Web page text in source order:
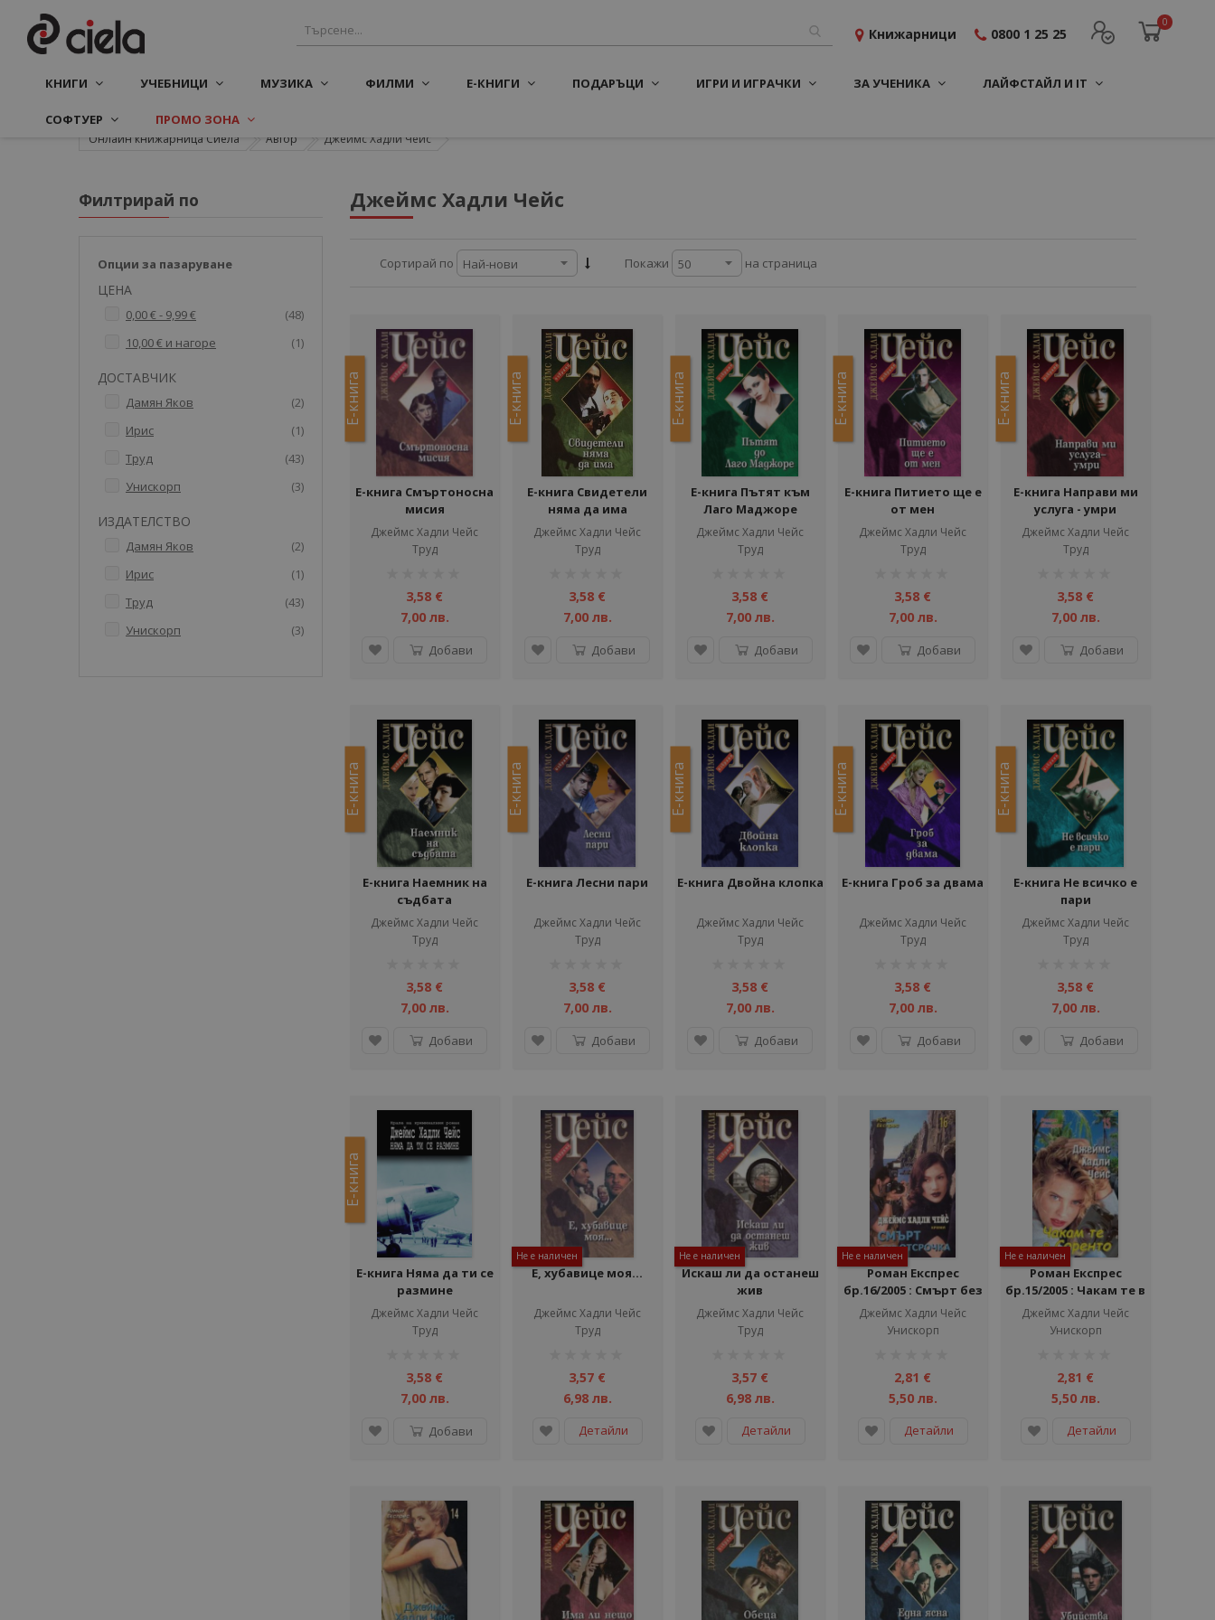
0
Книжарници 0800 1 25 25
КНИГИ УЧЕБНИЦИ МУЗИКА ФИЛМИ Е-КНИГИ ПОДАРЪЦИ ИГРИ И ИГРАЧКИ ЗА УЧЕНИКА ЛАЙФСТАЙЛ И IT
СОФТУЕР ПРОМО ЗОНА
Онлайн книжарница Сиела Автор Джеймс Хадли Чейс
Джеймс Хадли Чейс
Сортирай по Покажи на страница
Е-книга
Е-книга Смъртоносна
мисия
Джеймс Хадли Чейс
Труд
3,58 €
7,00 лв.
Добави
Е-книга
Е-книга Свидетели
няма да има
Джеймс Хадли Чейс
Труд
3,58 €
7,00 лв.
Добави
Е-книга
Е-книга Пътят към
Лаго Маджоре
Джеймс Хадли Чейс
Труд
3,58 €
7,00 лв.
Добави
Е-книга
Е-книга Питието ще е
от мен
Джеймс Хадли Чейс
Труд
3,58 €
7,00 лв.
Добави
Е-книга
Е-книга Направи ми
услуга - умри
Джеймс Хадли Чейс
Труд
3,58 €
7,00 лв.
Добави
Е-книга
Е-книга Наемник на
съдбата
Джеймс Хадли Чейс
Труд
3,58 €
7,00 лв.
Добави
Е-книга
Е-книга Лесни пари
Джеймс Хадли Чейс
Труд
3,58 €
7,00 лв.
Добави
Е-книга
Е-книга Двойна клопка
Джеймс Хадли Чейс
Труд
3,58 €
7,00 лв.
Добави
Е-книга
Е-книга Гроб за двама
Джеймс Хадли Чейс
Труд
3,58 €
7,00 лв.
Добави
Е-книга
Е-книга Не всичко е
пари
Джеймс Хадли Чейс
Труд
3,58 €
7,00 лв.
Добави
Е-книга
Е-книга Няма да ти се
размине
Джеймс Хадли Чейс
Труд
3,58 €
7,00 лв.
Добави
Не е наличен
Е, хубавице моя...
Джеймс Хадли Чейс
Труд
3,57 €
6,98 лв.
Детайли
Не е наличен
Искаш ли да останеш
жив
Джеймс Хадли Чейс
Труд
3,57 €
6,98 лв.
Детайли
Не е наличен
Роман Експрес
бр.16/2005 : Смърт без
отсрочка
Джеймс Хадли Чейс
Унискорп
2,81 €
5,50 лв.
Детайли
Не е наличен
Роман Експрес
бр.15/2005 : Чакам те в
Соренто
Джеймс Хадли Чейс
Унискорп
2,81 €
5,50 лв.
Детайли
Филтрирай по
Опции за пазаруване
ЦЕНА
0,00 €- 9,99 € 48артикули
10,00 € и нагоре 1артикул
ДОСТАВЧИК
Дамян Яков 2артикули
Ирис
1артикул
Труд
43артикули
Унискорп
3артикули
ИЗДАТЕЛСТВО
Дамян Яков 2артикули
Ирис
1артикул
Труд
43артикули
Унискорп
3артикули